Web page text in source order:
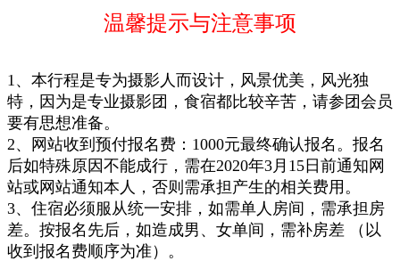
温馨提示与注意事项
1、本行程是专为摄影人而设计，风景优美，风光独
特， 因为是专业摄影团， 食宿都比较辛苦，请参团会员
要有思想准备。
2、网站收到预付报名费：1000元最终确认报名。报名
后如特殊原因不能成行，需在2020年3月15日前通知网
站或网站通知本 人，否则需承担产生的相关费用。
3、住宿必须服从统一安排，如需单人房间，需承担房
差。按报名先后，如造成男、女单间，需补房差 （以
收到报名费顺序为准）。